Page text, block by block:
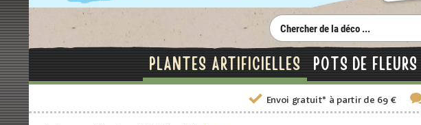
PLANTES ARTIFICIELLES POTS DE FLEURS
Envoi gratuit* à partir de 69 €